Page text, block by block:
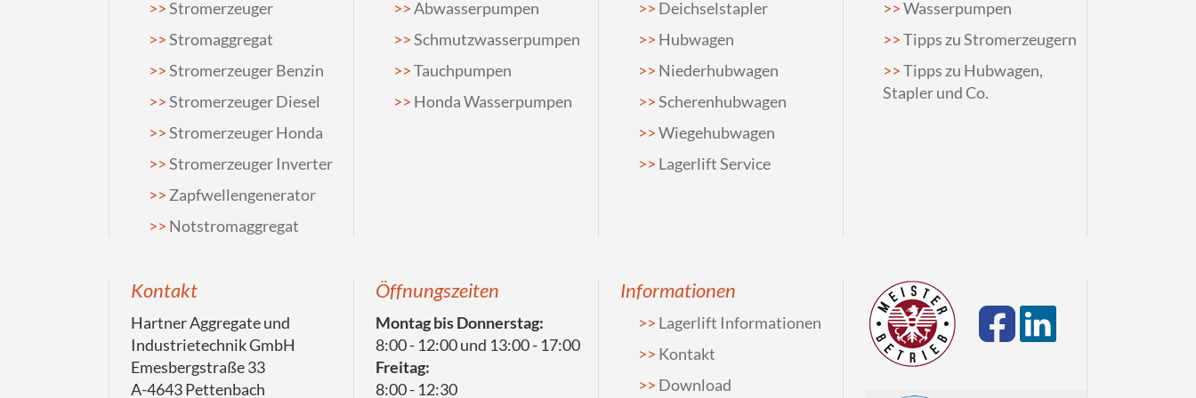
Stromerzeuger
Stromaggregat
Stromerzeuger Benzin
Stromerzeuger Diesel
Stromerzeuger Honda
Stromerzeuger Inverter
Zapfwellengenerator
Notstromaggregat
Abwasserpumpen
Schmutzwasserpumpen
Tauchpumpen
Honda Wasserpumpen
Deichselstapler
Hubwagen
Niederhubwagen
Scherenhubwagen
Wiegehubwagen
Lagerlift Service
Wasserpumpen
Tipps zu Stromerzeugern
Tipps zu Hubwagen,
Stapler und Co.
Kontakt
Hartner Aggregate und
Industrietechnik GmbH
Emesbergstraße 33
A-4643 Pettenbach
Öffnungszeiten
Montag bis Donnerstag:
8:00 - 12:00 und 13:00 - 17:00
Freitag:
8:00 - 12:30
Informationen
Lagerlift Informationen
Kontakt
Download